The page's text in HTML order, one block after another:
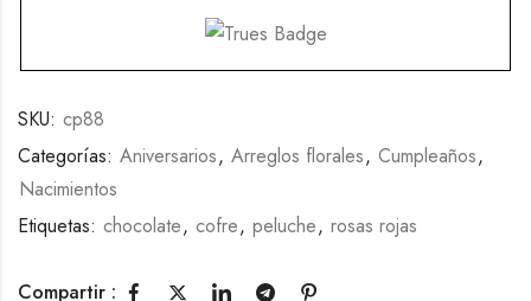
SKU: cp88
Categorías: Aniversarios, Arreglos florales, Cumpleaños,
Nacimientos
Etiquetas: chocolate, cofre, peluche, rosas rojas
Compartir :